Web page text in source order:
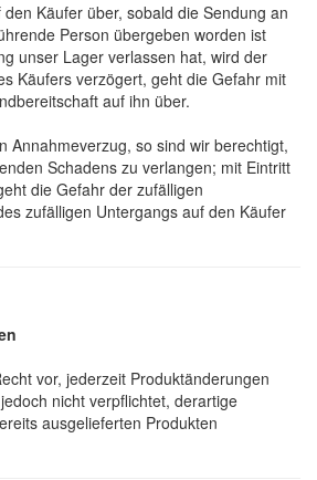
Käufer über, sobald die Sendung an
Person übergeben worden ist
unser Lager verlassen hat, wird der
Käufers verzögert, geht die Gefahr mit
auf ihn über.
Annahmeverzug, so sind wir berechtigt,
Schadens zu verlangen; mit Eintritt
die Gefahr der zufälligen
zufälligen Untergangs auf den Käufer
vor, jederzeit Produktänderungen
nicht verpflichtet, derartige
ausgelieferten Produkten